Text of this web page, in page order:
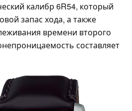
калибр 6R54, который
запас хода, а также
времени второго
составляет